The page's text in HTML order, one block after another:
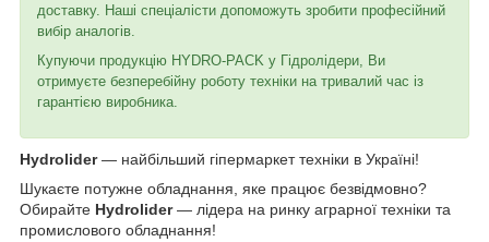
доставку. Наші спеціалісти допоможуть зробити професійний
вибір аналогів.
Купуючи продукцію HYDRO-PACK у Гідролідери, Ви
отримуєте безперебійну роботу техніки на тривалий час із
гарантією виробника.
Hydrolider— найбільший гіпермаркет техніки в Україні!
Шукаєте потужне обладнання, яке працює безвідмовно?
Обирайте Hydrolider— лідера на ринку аграрної техніки та
промислового обладнання!